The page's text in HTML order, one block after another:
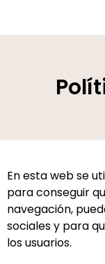
En esta web se
para conseguir
navegación,
sociales y para
los usuarios.